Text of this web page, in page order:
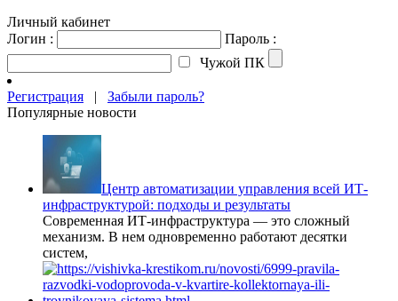
Личный кабинет
Логин :
Пароль :
Чужой ПК
Регистрация | Забыли пароль?
Популярные новости
Центр автоматизации управления всей ИТ-
инфраструктурой: подходы и результаты
Современная ИТ-инфраструктура — это сложный
механизм. В нем одновременно работают десятки
систем,